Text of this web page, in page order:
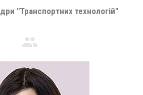
"Транспортних технологій"